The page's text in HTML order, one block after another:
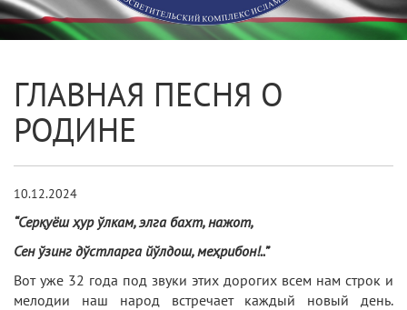
ГЛАВНАЯ ПЕСНЯ О
РОДИНЕ
10.12.2024
“Серқуёш ҳур ўлкам, элга бахт, нажот,
Сен ўзинг дўстларга йўлдош, меҳрибон!..”
Вот уже 32 года под звуки этих дорогих всем нам строк и
мелодии наш народ встречает каждый новый день.